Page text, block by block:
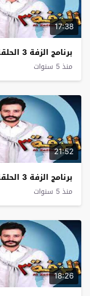
17:38
برنامج الزفة 3 الحلقة 19
منذ 5 سنوات
21:52
برنامج الزفة 3 الحلقة 17
منذ 5 سنوات
18:26